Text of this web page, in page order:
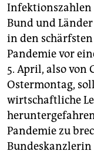
unterstützen
abo
genossenschaft
epaper login
Bund und
in den
Pandemie vor
5. April, also von
Ostermontag,
wirtschaftliche
Pandemie zu